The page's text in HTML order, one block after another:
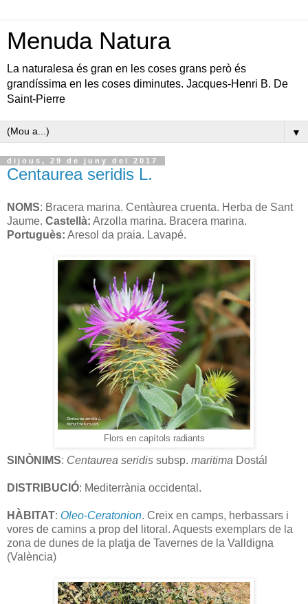
Menuda Natura
La naturalesa és gran en les coses grans però és
grandíssima en les coses diminutes. Jacques-Henri B. De
Saint-Pierre
▼
dijous, 29 de juny del 2017
Centaurea seridis L.
NOMS: Bracera marina. Centàurea cruenta. Herba de Sant
Jaume. Castellà: Arzolla marina. Bracera marina.
Portuguès: Aresol da praia. Lavapé.
Flors en capítols radiants
SINÒNIMS: Centaurea seridis subsp. maritima Dostál
DISTRIBUCIÓ: Mediterrània occidental.
HÀBITAT: Oleo-Ceratonion. Creix en camps, herbassars i
vores de camins a prop del litoral. Aquests exemplars de la
zona de dunes de la platja de Tavernes de la Valldigna
(València)